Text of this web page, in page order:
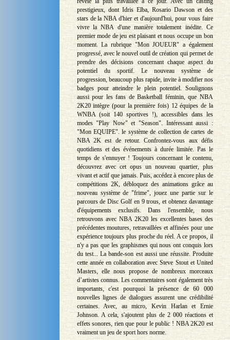
prestigieux, dont Idris Elba, Rosario Dawson et des
stars de la NBA d'hier et d'aujourd'hui, pour vous faire
vivre la NBA d'une manière totalement inédite. Ce
premier mode de jeu est plaisant et nous occupe un bon
moment. La rubrique "Mon JOUEUR" a également
progressé, avec le nouvel outil de création qui permet de
prendre des décisions concernant chaque aspect du
potentiel du sportif. Le nouveau système de
progression, beaucoup plus rapide, invite à modifier nos
badges pour atteindre le plein potentiel. Soulignons
aussi pour les fans de Basketball féminin, que NBA
2K20 intègre (pour la première fois) 12 équipes de la
WNBA (soit 140 sportives !), accessibles dans les
modes "Play Now" et "Season". Intéressant aussi :
"Mon EQUIPE". le système de collection de cartes de
NBA 2K est de retour. Confrontez-vous aux défis
quotidiens et des événements à durée limitée. Pas le
temps de s'ennuyer ! Toujours concernant le contenu,
découvrez avec cet opus un nouveau quartier, plus
vivant et actif que jamais. Puis, accédez à encore plus de
compétitions 2K, débloquez des animations grâce au
nouveau système de "frime", jouez une partie sur le
parcours de Disc Golf en 9 trous, et obtenez davantage
d'équipements exclusifs. Dans l'ensemble, nous
retrouvons avec NBA 2K20 les excellentes bases des
précédentes moutures, retravaillées et affinées pour une
expérience toujours plus proche du réel. A ce propos, il
n'y a pas que les graphismes qui nous ont conquis lors
du test... La bande-son est aussi une réussite. Produite
cette année en collaboration avec Steve Stout et United
Masters, elle nous propose de nombreux morceaux
d’artistes connus. Les commentaires sont également très
importants, c'est pourquoi la présence de 60 000
nouvelles lignes de dialogues assurent une crédibilité
certaines. Avec, au micro, Kevin Harlan et Ernie
Johnson. A cela, s'ajoutent plus de 2 000 réactions et
effets sonores, rien que pour le public ! NBA 2K20 est
vraiment un jeu de sport hors norme.